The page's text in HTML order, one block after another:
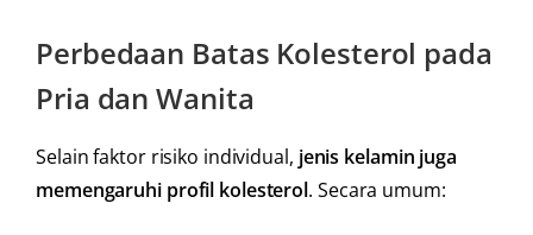
Perbedaan Batas Kolesterol pada
Pria dan Wanita
Selain faktor risiko individual, jenis kelamin juga
memengaruhi profil kolesterol. Secara umum: